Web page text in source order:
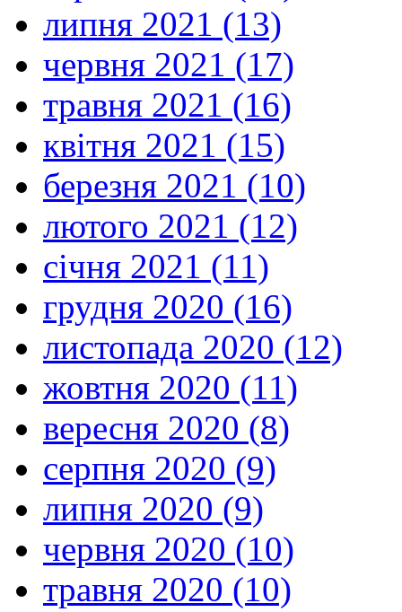
липня 2021 (13)
червня 2021 (17)
травня 2021 (16)
квітня 2021 (15)
березня 2021 (10)
лютого 2021 (12)
січня 2021 (11)
грудня 2020 (16)
листопада 2020 (12)
жовтня 2020 (11)
вересня 2020 (8)
серпня 2020 (9)
липня 2020 (9)
червня 2020 (10)
травня 2020 (10)